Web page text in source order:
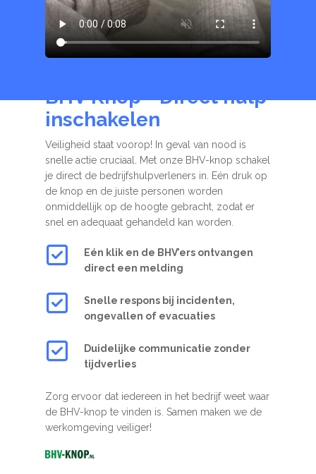
BHV Knop - Direct hulp
inschakelen
Veiligheid staat voorop! In geval van nood is
snelle actie cruciaal. Met onze BHV-knop schakel
je direct de bedrijfshulpverleners in. Eén druk op
de knop en de juiste personen worden
onmiddellijk op de hoogte gebracht, zodat er
snel en adequaat gehandeld kan worden.
Eén klik en de BHV’ers ontvangen
direct een melding
Snelle respons bij incidenten,
ongevallen of evacuaties
Duidelijke communicatie zonder
tijdverlies
Zorg ervoor dat iedereen in het bedrijf weet waar
de BHV-knop te vinden is. Samen maken we de
werkomgeving veiliger!